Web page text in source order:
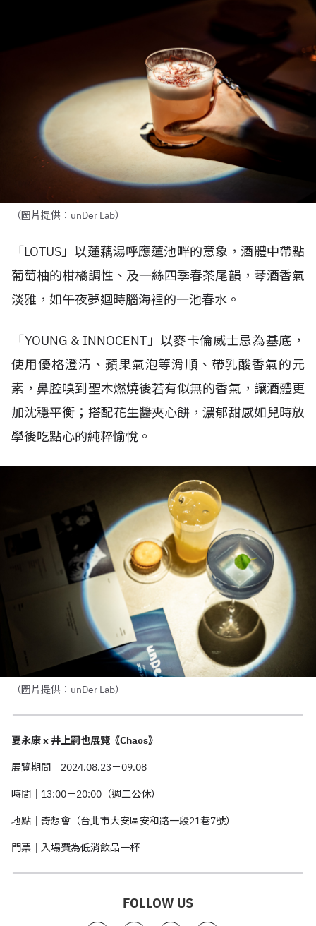
（圖片提供：unDer Lab）
「LOTUS」以蓮藕湯呼應蓮池畔的意象，酒體中帶點
葡萄柚的柑橘調性、及一絲四季春茶尾韻，琴酒香氣
淡雅，如午夜夢迴時腦海裡的一池春水。
「YOUNG & INNOCENT」以麥卡倫威士忌為基底，
使用優格澄清、蘋果氣泡等滑順、帶乳酸香氣的元
素，鼻腔嗅到聖木燃燒後若有似無的香氣，讓酒體更
加沈穩平衡；搭配花生醬夾心餅，濃郁甜感如兒時放
學後吃點心的純粹愉悅。
（圖片提供：unDer Lab）
夏永康 x 井上嗣也展覽《Chaos》
展覽期間｜2024.08.23－09.08
時間｜13:00－20:00（週二公休）
地點｜奇想會（台北市大安區安和路一段21巷7號）
門票｜入場費為低消飲品一杯
FOLLOW US